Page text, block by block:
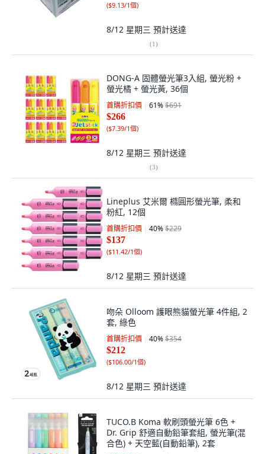
($9.13/1個)
8/12 星期三 預計送達
(1)
DONG-A 固體螢光筆3入組, 螢光粉 +
螢光橘 + 螢光黃, 36個
首購折扣價 61%$691
$266
($7.39/1個)
8/12 星期三 預計送達
(3)
Lineplus 艾米爾 橢圓形螢光筆, 柔和
粉紅, 12個
首購折扣價 40%$229
$137
($11.42/1個)
8/12 星期三 預計送達
吻朵 Olloom 護眼熊貓螢光筆 4件組, 2
套, 綠色
首購折扣價 40%$354
$212
($106.00/1個)
8/12 星期三 預計送達
TUCO.B Koma 軟刷頭螢光筆 6色 +
Dr. Grip 舒適自動鉛筆套組, 螢光筆(混
合色) + 天空藍(自動鉛筆), 2套